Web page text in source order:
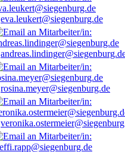
eva.leukert@siegenburg.de
rosina.meyer@siegenburg.de